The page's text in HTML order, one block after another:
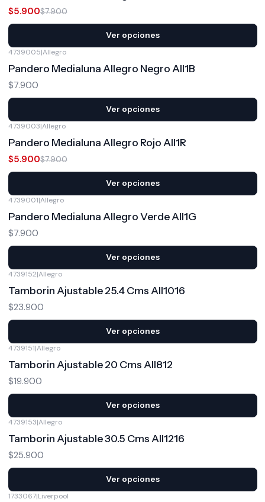
$5.900$7.900
Ver opciones
4739005|Allegro
Pandero Medialuna Allegro Negro All1B
$7.900
Ver opciones
4739003|Allegro
Pandero Medialuna Allegro Rojo All1R
$5.900$7.900
Ver opciones
4739001|Allegro
Pandero Medialuna Allegro Verde All1G
$7.900
Ver opciones
4739152|Allegro
Tamborin Ajustable 25.4 Cms All1016
$23.900
Ver opciones
4739151|Allegro
Tamborin Ajustable 20 Cms All812
$19.900
Ver opciones
4739153|Allegro
Tamborin Ajustable 30.5 Cms All1216
$25.900
Ver opciones
1733067|Liverpool